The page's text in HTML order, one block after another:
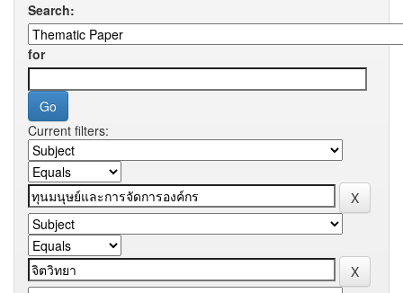
Search:
for
Current filters: